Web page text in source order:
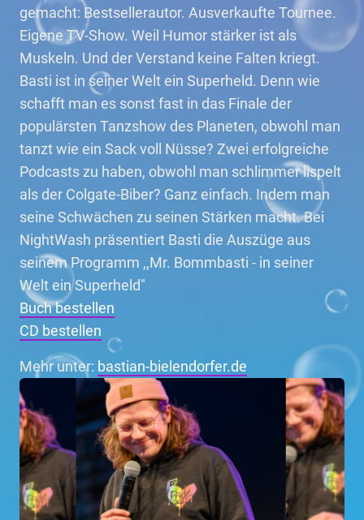
gemacht: Bestsellerautor. Ausverkaufte Tournee.
Eigene TV-Show. Weil Humor stärker ist als
Muskeln. Und der Verstand keine Falten kriegt.
Basti ist in seiner Welt ein Superheld. Denn wie
schafft man es sonst fast in das Finale der
populärsten Tanzshow des Planeten, obwohl man
tanzt wie ein Sack voll Nüsse? Zwei erfolgreiche
Podcasts zu haben, obwohl man schlimmer lispelt
als der Colgate-Biber? Ganz einfach. Indem man
seine Schwächen zu seinen Stärken macht. Bei
NightWash präsentiert Basti die Auszüge aus
seinem Programm ,,Mr. Bommbasti - in seiner
Welt ein Superheld"
Buch bestellen
CD bestellen
Mehr unter: bastian-bielendorfer.de